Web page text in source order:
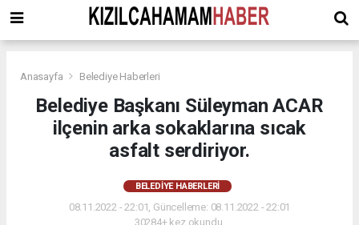
Anasayfa Belediye Haberleri
Belediye Başkanı Süleyman ACAR
ilçenin arka sokaklarına sıcak
asfalt serdiriyor.
BELEDIYE HABERLERI
08.11.2022 - 22:01, Güncelleme: 08.11.2022 - 22:01
30284+ kez okundu.